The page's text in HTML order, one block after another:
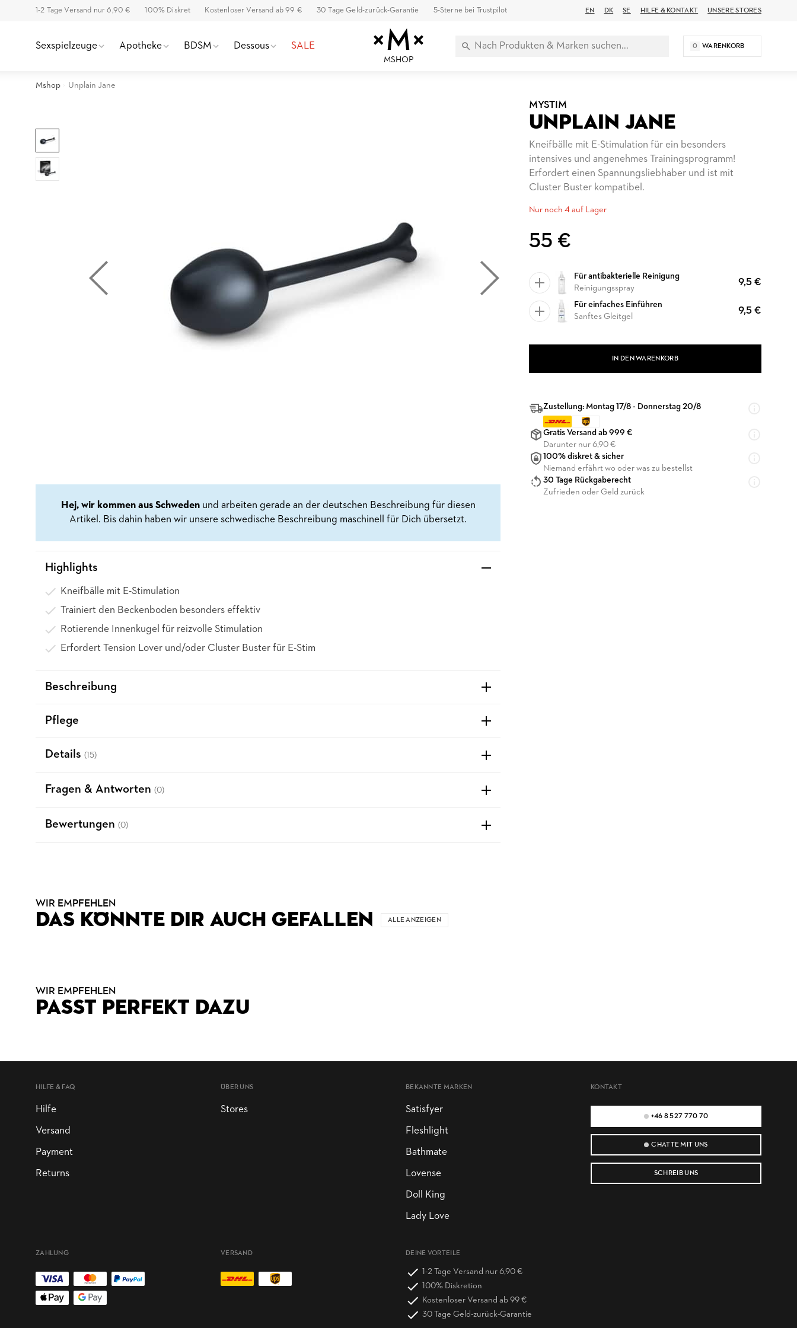
1-2 Tage Versand nur 6,90 € 100% Diskret Kostenloser Versand ab 99 € 30 Tage Geld-zurück-Garantie 5-Sterne bei Trustpilot EN DK SE HILFE & KONTAKT UNSERE STORES
Sexspielzeuge Apotheke BDSM Dessous SALE
MSHOP
0 WARENKORB
Mshop Unplain Jane
MYSTIM
UNPLAIN JANE
Kneifbälle mit E-Stimulation für ein besonders
intensives und angenehmes Trainingsprogramm!
Erfordert einen Spannungsliebhaber und ist mit
Cluster Buster kompatibel.
Nur noch 4 auf Lager
55 €
Für antibakterielle Reinigung
Reinigungsspray
9,5 €
Für einfaches Einführen
Sanftes Gleitgel
9,5 €
IN DEN WARENKORB
Zustellung: Montag 17/8 - Donnerstag 20/8
Gratis Versand ab 999 €
Darunter nur 6,90 €
100% diskret & sicher
Niemand erfährt wo oder was zu bestellst
30 Tage Rückgaberecht
Zufrieden oder Geld zurück
Hej, wir kommen aus Schwedenund arbeiten gerade an der deutschen Beschreibung für diesen
Artikel. Bis dahin haben wir unsere schwedische Beschreibung maschinell für Dich übersetzt.
Highlights
Kneifbälle mit E-Stimulation
Trainiert den Beckenboden besonders effektiv
Rotierende Innenkugel für reizvolle Stimulation
Erfordert Tension Lover und/oder Cluster Buster für E-Stim
Beschreibung
Pflege
Details (15)
Fragen & Antworten (0)
Bewertungen (0)
WIR EMPFEHLEN
DAS KÖNNTE DIR AUCH GEFALLEN ALLE ANZEIGEN
WIR EMPFEHLEN
PASST PERFEKT DAZU
KONTAKT
+46 8 527 770 70
CHATTE MIT UNS
SCHREIB UNS
HILFE & FAQ
Hilfe
Versand
Payment
Returns
ÜBER UNS
Stores
BEKANNTE MARKEN
Satisfyer
Fleshlight
Bathmate
Lovense
Doll King
Lady Love
DEINE VORTEILE
1-2 Tage Versand nur 6,90 €
100% Diskretion
Kostenloser Versand ab 99 €
30 Tage Geld-zurück-Garantie
ZAHLUNG VERSAND